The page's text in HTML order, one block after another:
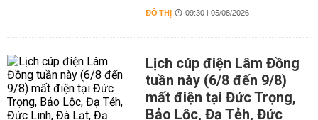
ĐÔ THỊ 09:30 | 05/08/2026
Lịch cúp điện Lâm Đồng
tuần này (6/8 đến 9/8)
mất điện tại Đức Trọng,
Bảo Lộc, Đạ Tẻh, Đức